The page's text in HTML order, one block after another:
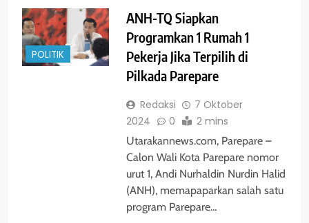
POLITIK
ANH-TQ Siapkan
Programkan 1 Rumah 1
Pekerja Jika Terpilih di
Pilkada Parepare
Redaksi
7 Oktober
2024
0 2 mins
Utarakannews.com, Parepare –
Calon Wali Kota Parepare nomor
urut 1, Andi Nurhaldin Nurdin Halid
(ANH), memapaparkan salah satu
program Parepare…